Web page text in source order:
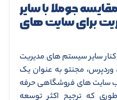
مقایسه جوملا با سایر
برای سایت های
کنار سایر سیستم های مدیریت
مجنتو به عنوان یک
سایت های فروشگاهی حرفه
که ترجیح اکثر توسعه